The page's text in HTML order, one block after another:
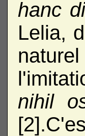
hanc
Lelia,
nihil